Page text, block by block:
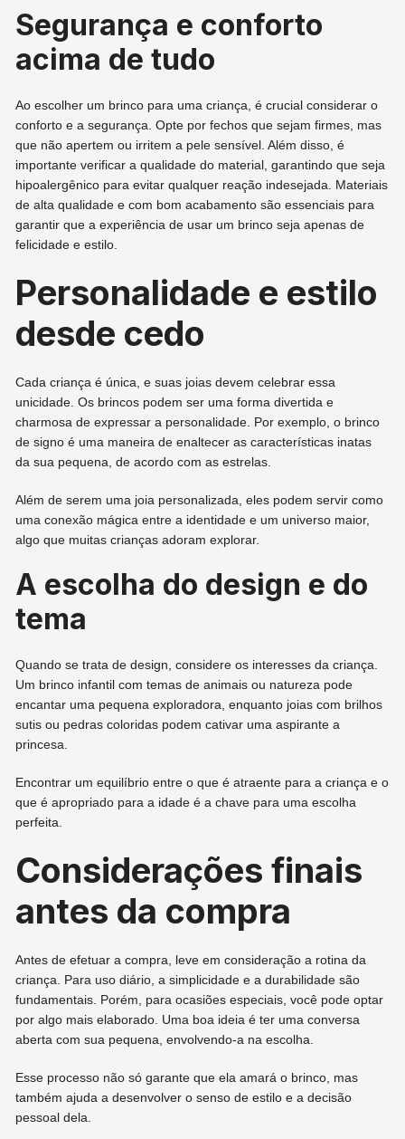
Segurança e conforto
acima de tudo
Ao escolher um brinco para uma criança, é crucial considerar o
conforto e a segurança. Opte por fechos que sejam firmes, mas
que não apertem ou irritem a pele sensível. Além disso, é
importante verificar a qualidade do material, garantindo que seja
hipoalergênico para evitar qualquer reação indesejada. Materiais
de alta qualidade e com bom acabamento são essenciais para
garantir que a experiência de usar um brinco seja apenas de
felicidade e estilo.
Personalidade e estilo
desde cedo
Cada criança é única, e suas joias devem celebrar essa
unicidade. Os brincos podem ser uma forma divertida e
charmosa de expressar a personalidade. Por exemplo, o brinco
de signo é uma maneira de enaltecer as características inatas
da sua pequena, de acordo com as estrelas.
Além de serem uma joia personalizada, eles podem servir como
uma conexão mágica entre a identidade e um universo maior,
algo que muitas crianças adoram explorar.
A escolha do design e do
tema
Quando se trata de design, considere os interesses da criança.
Um brinco infantil com temas de animais ou natureza pode
encantar uma pequena exploradora, enquanto joias com brilhos
sutis ou pedras coloridas podem cativar uma aspirante a
princesa.
Encontrar um equilíbrio entre o que é atraente para a criança e o
que é apropriado para a idade é a chave para uma escolha
perfeita.
Considerações finais
antes da compra
Antes de efetuar a compra, leve em consideração a rotina da
criança. Para uso diário, a simplicidade e a durabilidade são
fundamentais. Porém, para ocasiões especiais, você pode optar
por algo mais elaborado. Uma boa ideia é ter uma conversa
aberta com sua pequena, envolvendo-a na escolha.
Esse processo não só garante que ela amará o brinco, mas
também ajuda a desenvolver o senso de estilo e a decisão
pessoal dela.